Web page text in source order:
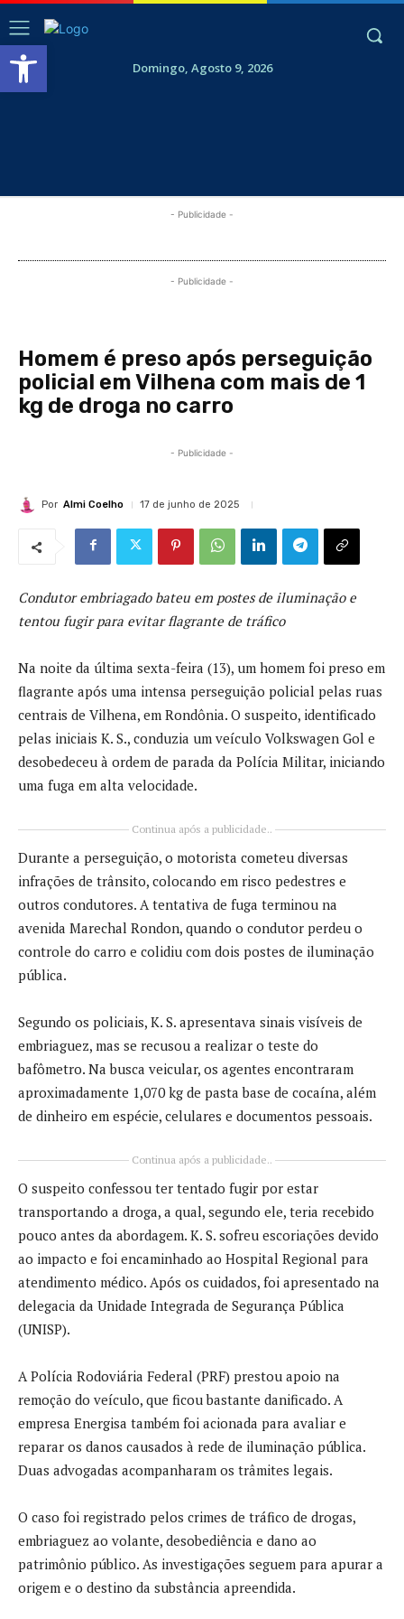
Abrir a barra de ferramentasDomingo, Agosto 9, 2026
- Publicidade -
- Publicidade -
Homem é preso após perseguição
policial em Vilhena com mais de 1
kg de droga no carro
- Publicidade -
Por Almi Coelho 17 de junho de 2025
Condutor embriagado bateu em postes de iluminação e
tentou fugir para evitar flagrante de tráfico
Na noite da última sexta-feira (13), um homem foi preso em
flagrante após uma intensa perseguição policial pelas ruas
centrais de Vilhena, em Rondônia. O suspeito, identificado
pelas iniciais K. S., conduzia um veículo Volkswagen Gol e
desobedeceu à ordem de parada da Polícia Militar, iniciando
uma fuga em alta velocidade.
Continua após a publicidade..
Durante a perseguição, o motorista cometeu diversas
infrações de trânsito, colocando em risco pedestres e
outros condutores. A tentativa de fuga terminou na
avenida Marechal Rondon, quando o condutor perdeu o
controle do carro e colidiu com dois postes de iluminação
pública.
Segundo os policiais, K. S. apresentava sinais visíveis de
embriaguez, mas se recusou a realizar o teste do
bafômetro. Na busca veicular, os agentes encontraram
aproximadamente 1,070 kg de pasta base de cocaína, além
de dinheiro em espécie, celulares e documentos pessoais.
Continua após a publicidade..
O suspeito confessou ter tentado fugir por estar
transportando a droga, a qual, segundo ele, teria recebido
pouco antes da abordagem. K. S. sofreu escoriações devido
ao impacto e foi encaminhado ao Hospital Regional para
atendimento médico. Após os cuidados, foi apresentado na
delegacia da Unidade Integrada de Segurança Pública
(UNISP).
A Polícia Rodoviária Federal (PRF) prestou apoio na
remoção do veículo, que ficou bastante danificado. A
empresa Energisa também foi acionada para avaliar e
reparar os danos causados à rede de iluminação pública.
Duas advogadas acompanharam os trâmites legais.
O caso foi registrado pelos crimes de tráfico de drogas,
embriaguez ao volante, desobediência e dano ao
patrimônio público. As investigações seguem para apurar a
origem e o destino da substância apreendida.